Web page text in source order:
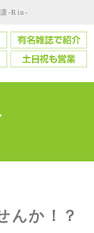
凛-Rin-
んか！？